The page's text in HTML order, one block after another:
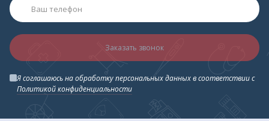
Заказать звонок
Я соглашаюсь на обработку персональных данных в соответствии с
Политикой конфиденциальности